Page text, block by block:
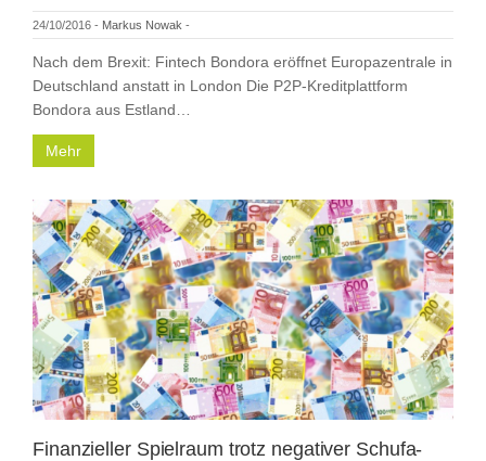
24/10/2016 - Markus Nowak -
Nach dem Brexit: Fintech Bondora eröffnet Europazentrale in
Deutschland anstatt in London Die P2P-Kreditplattform
Bondora aus Estland…
Mehr
Finanzieller Spielraum trotz negativer Schufa-